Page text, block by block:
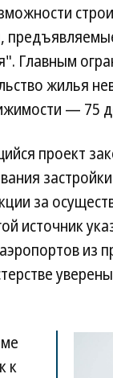
Главным
жилья
— 75
проект
за
источник
из
к